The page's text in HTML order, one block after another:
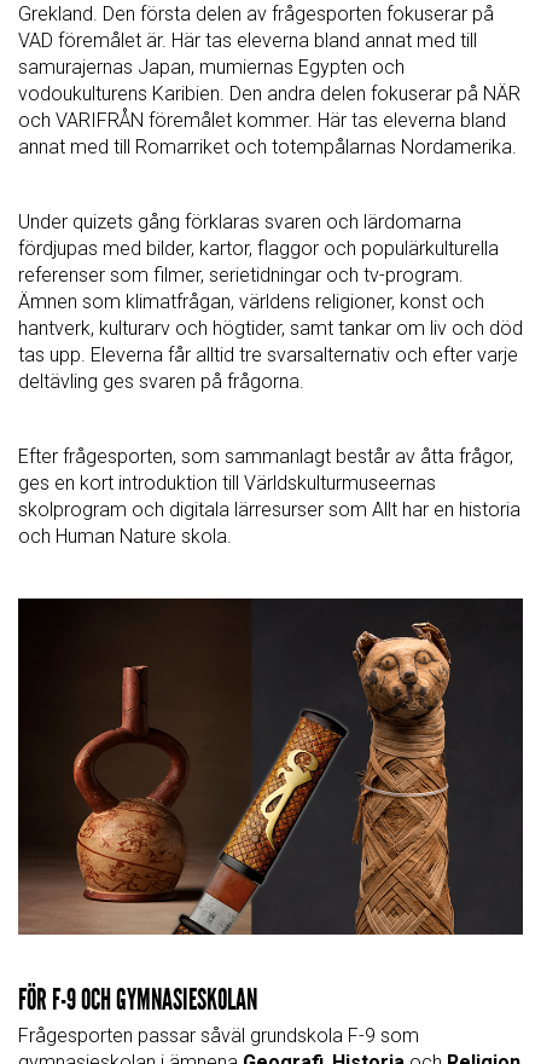
Grekland. Den första delen av frågesporten fokuserar på
VAD föremålet är. Här tas eleverna bland annat med till
samurajernas Japan, mumiernas Egypten och
vodoukulturens Karibien. Den andra delen fokuserar på NÄR
och VARIFRÅN föremålet kommer. Här tas eleverna bland
annat med till Romarriket och totempålarnas Nordamerika.
Under quizets gång förklaras svaren och lärdomarna
fördjupas med bilder, kartor, flaggor och populärkulturella
referenser som filmer, serietidningar och tv-program.
Ämnen som klimatfrågan, världens religioner, konst och
hantverk, kulturarv och högtider, samt tankar om liv och död
tas upp. Eleverna får alltid tre svarsalternativ och efter varje
deltävling ges svaren på frågorna.
Efter frågesporten, som sammanlagt består av åtta frågor,
ges en kort introduktion till Världskulturmuseernas
skolprogram och digitala lärresurser som Allt har en historia
och Human Nature skola.
FÖR F-9 OCH GYMNASIESKOLAN
Frågesporten passar såväl grundskola F-9 som